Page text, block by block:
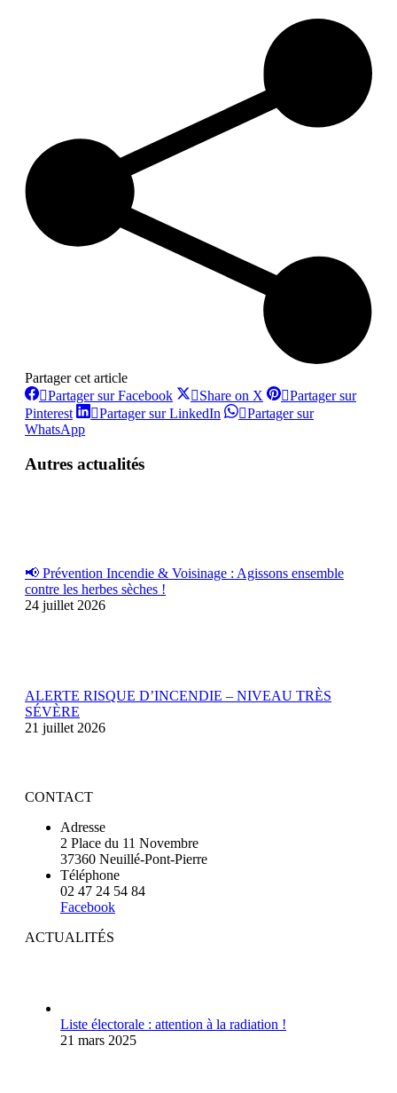
Partager cet article
Partager sur FacebookPartager
sur
Facebook
Share on X Partager
sur
X
Partager sur
PinterestPartager
sur
Partager sur LinkedIn PartagerPartager sur
WhatsAppPartager
WhatsApp
Autres actualités
📢 Prévention Incendie & Voisinage : Agissons ensemble
contre les herbes sèches !
24 juillet 2026
ALERTE RISQUE D’INCENDIE – NIVEAU TRÈS
SÉVÈRE
21 juillet 2026
CONTACT
Adresse
2 Place du 11 Novembre
37360 Neuillé-Pont-Pierre
Téléphone
02 47 24 54 84
Facebook
ACTUALITÉS
Liste électorale : attention à la radiation !
21 mars 2025